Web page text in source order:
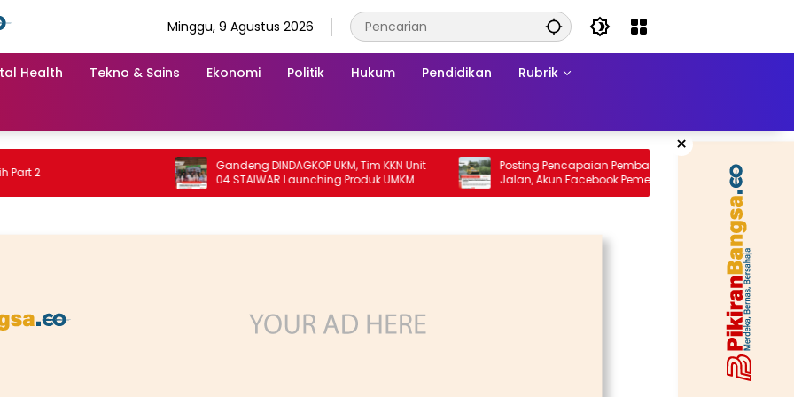
Minggu, 9 Agustus 2026
Health Tekno & Sains Ekonomi Politik Hukum Pendidikan Rubrik
×
Gandeng DINDAGKOP UKM, Tim KKN Unit
04 STAIWAR Launching Produk UMKM
Desa Logung
Posting Pencapaian Pembangunan
Jalan, Akun Facebook Pemerintah
Kabupaten Rembang “Dirujak” Warganet